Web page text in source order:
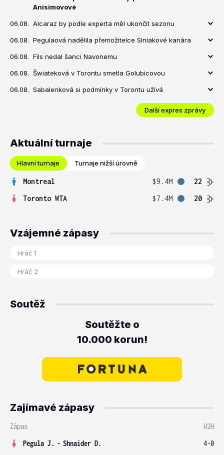
Anisimovové
06.08. Alcaraz by podle experta měl ukončit sezonu
06.08. Pegulaová nadělila přemožitelce Siniakové kanára
06.08. Fils nedal šanci Navonemu
06.08. Šwiateková v Torontu smetla Golubicovou
06.08. Sabalenková si podmínky v Torontu užívá
Další expres zprávy
Aktuální turnaje
Hlavní turnaje Turnaje nižší úrovně
Montreal $9.4M
22
Toronto WTA
$7.4M 20
Vzájemné zápasy
Soutěž
Soutěžte o
10.000 korun!
Zajímavé zápasy
Zápas
H2H
Pegula J. - Shnaider D.
4-0